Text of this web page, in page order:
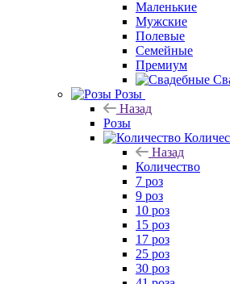
Маленькие
Мужские
Полевые
Семейные
Премиум
Розы
Назад
Розы
Назад
Количество
7 роз
9 роз
10 роз
15 роз
17 роз
25 роз
30 роз